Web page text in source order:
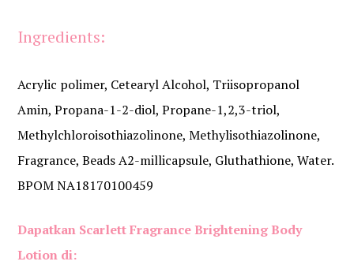
Ingredients:
Acrylic polimer, Cetearyl Alcohol, Triisopropanol
Amin, Propana-1-2-diol, Propane-1,2,3-triol,
Methylchloroisothiazolinone, Methylisothiazolinone,
Fragrance, Beads A2-millicapsule, Gluthathione, Water.
BPOM NA18170100459
Dapatkan Scarlett Fragrance Brightening Body
Lotion di: